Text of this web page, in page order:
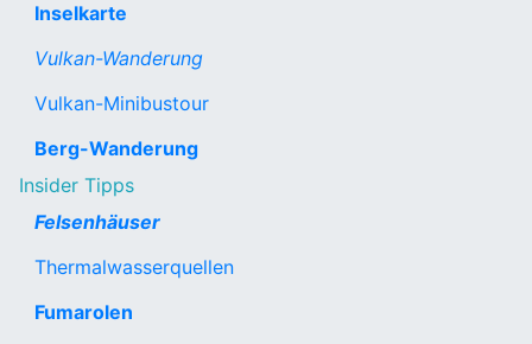
Inselkarte
Vulkan-Wanderung
Vulkan-Minibustour
Berg-Wanderung
Insider Tipps
Felsenhäuser
Thermalwasserquellen
Fumarolen